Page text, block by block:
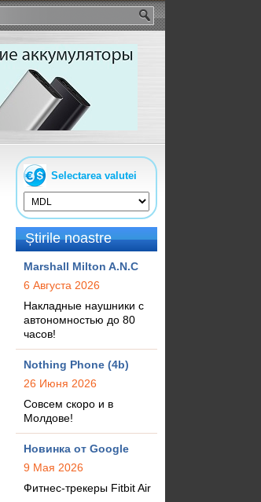
Selectarea valutei
Știrile noastre
Marshall Milton A.N.C
6 Августа 2026
Накладные наушники с
автономностью до 80
часов!
Nothing Phone (4b)
26 Июня 2026
Совсем скоро и в
Молдове!
Новинка от Google
9 Мая 2026
Фитнес-трекеры Fitbit Air